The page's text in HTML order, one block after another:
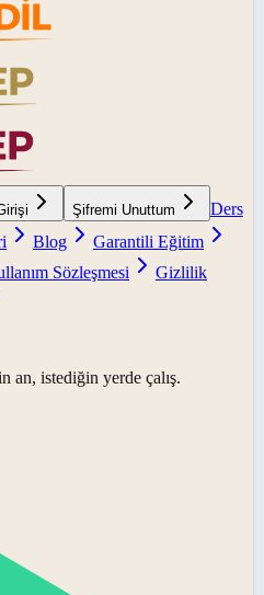
Şifremi Unuttum
Ders
Blog
Garantili Eğitim
Sözleşmesi
Gizlilik
an, istediğin yerde çalış.